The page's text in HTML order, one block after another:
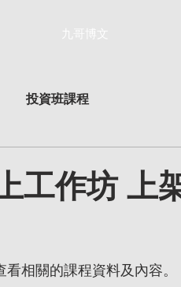
九哥博文
投資班課程
工作坊 上
看相關的課程資料及內容。